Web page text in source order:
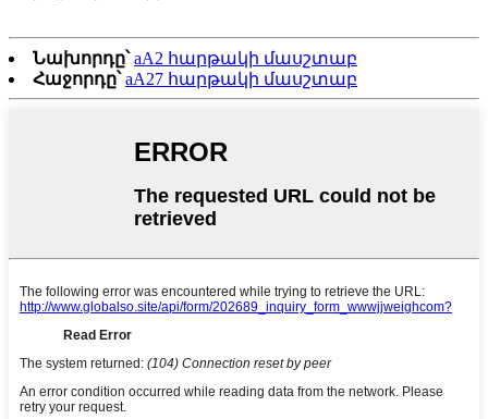
Նախորդը՝ aA2 հարթակի մասշտաբ
Հաջորդը՝ aA27 հարթակի մասշտաբ